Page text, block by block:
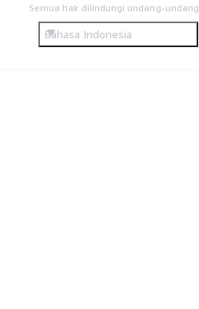
Semua hak dilindungi undang-undang.
Bahasa Indonesia